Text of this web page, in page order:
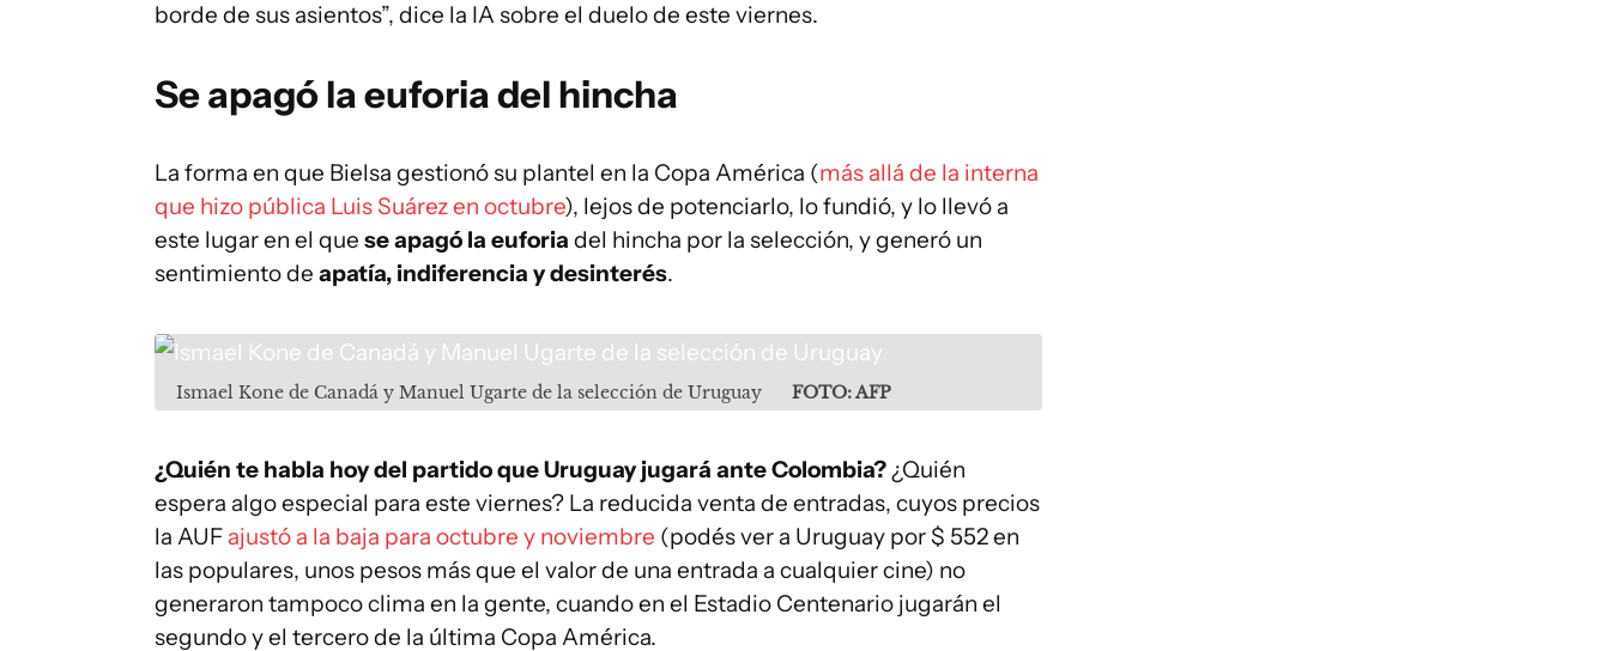
borde de sus asientos”, dice la IA sobre el duelo de este viernes.
Se apagó la euforia del hincha
La forma en que Bielsa gestionó su plantel en la Copa América (más allá de la interna
que hizo pública Luis Suárez en octubre), lejos de potenciarlo, lo fundió, y lo llevó a
este lugar en el que se apagó la euforia del hincha por la selección, y generó un
sentimiento de apatía, indiferencia y desinterés.
Ismael Kone de Canadá y Manuel Ugarte de la selección de Uruguay FOTO: AFP
¿Quién te habla hoy del partido que Uruguay jugará ante Colombia?¿Quién
espera algo especial para este viernes? La reducida venta de entradas, cuyos precios
la AUF ajustó a la baja para octubre y noviembre (podés ver a Uruguay por $ 552 en
las populares, unos pesos más que el valor de una entrada a cualquier cine) no
generaron tampoco clima en la gente, cuando en el Estadio Centenario jugarán el
segundo y el tercero de la última Copa América.